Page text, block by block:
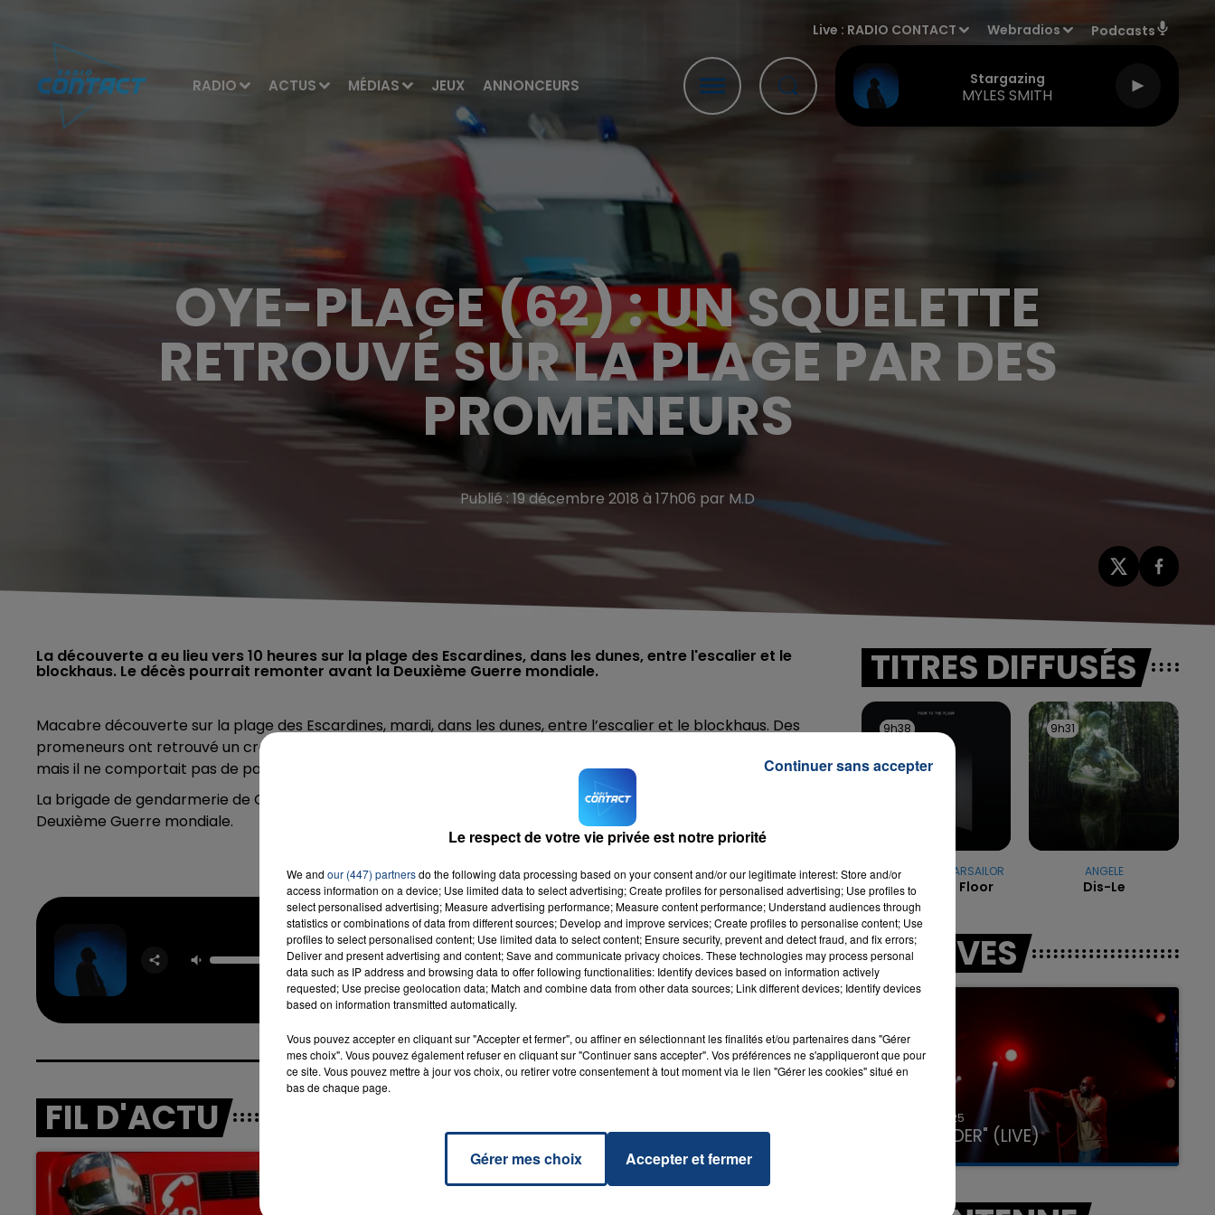
RADIO ACTUS MÉDIAS JEUX ANNONCEURS
Live : RADIO CONTACT Webradios Podcasts
Stargazing
MYLES SMITH
LA TEAM DU WEEK-END
7h00 - 12h00
LA TEAM DU WEEK-END
16h00 - 20h00
LA TEAM DU WEEK-END
OYE-PLAGE (62) : UN SQUELETTE
RETROUVÉ SUR LA PLAGE PAR DES
PROMENEURS
Publié : 19 décembre 2018 à 17h06 par M.D
La découverte a eu lieu vers 10 heures sur la plage des Escardines, dans les dunes, entre l'escalier et le
blockhaus. Le décès pourrait remonter avant la Deuxième Guerre mondiale.
Macabre découverte sur la plage des Escardines, mardi, dans les dunes, entre l’escalier et le blockhaus. Des
promeneurs ont retrouvé un crâne, mais aussi un squelette complet. Un portefeuille a aussi été découvert,
mais il ne comportait pas de papier d’identité
La brigade de gendarmerie de Oye-Plage s’est rendue sur place. Le décès pourrait remonter avant la
Deuxième Guerre mondiale.
Stargazing
MYLES SMITH
RADIO CONTACT
FIL D'ACTU
TITRES DIFFUSÉS
9h38
9h38
OFENBACH & STARSAILOR
Four To The Floor
9h31
9h31
ANGELE
Dis-Le
LES LIVES
31 janvier 2025
GIMS "SPIDER" (LIVE)
Le respect de votre vie privée est notre priorité
We and our (447) partnersdo the following data processing based on your consent and/or our legitimate interest: Store and/or
access information on a device; Use limited data to select advertising; Create profiles for personalised advertising; Use profiles to
select personalised advertising; Measure advertising performance; Measure content performance; Understand audiences through
statistics or combinations of data from different sources; Develop and improve services; Create profiles to personalise content; Use
profiles to select personalised content; Use limited data to select content; Ensure security, prevent and detect fraud, and fix errors;
Deliver and present advertising and content; Save and communicate privacy choices. These technologies may process personal
data such as IP address and browsing data to offer following functionalities: Identify devices based on information actively
requested; Use precise geolocation data; Match and combine data from other data sources; Link different devices; Identify devices
based on information transmitted automatically.
Vous pouvez accepter en cliquant sur "Accepter et fermer", ou affiner en sélectionnant les finalités et/ou partenaires dans "Gérer
mes choix". Vous pouvez également refuser en cliquant sur "Continuer sans accepter". Vos préférences ne s'appliqueront que pour
ce site. Vous pouvez mettre à jour vos choix, ou retirer votre consentement à tout moment via le lien "Gérer les cookies" situé en
bas de chaque page.
Gérer mes choix Accepter et fermer
Continuer sans accepter